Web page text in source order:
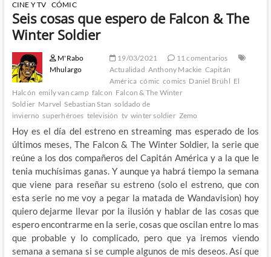
CINE Y TV CÓMIC
Seis cosas que espero de Falcon & The
Winter Soldier
M'Rabo
Mhulargo
19/03/2021
11 comentarios
Actualidad Anthony Mackie Capitán
América cómic comics Daniel Brühl El
Halcón emily van camp falcon Falcon & The Winter
Soldier Marvel Sebastian Stan soldado de
invierno superhéroes televisión tv winter soldier Zemo
Hoy es el día del estreno en streaming mas esperado de los
últimos meses, The Falcon & The Winter Soldier, la serie que
reúne a los dos compañeros del Capitán América y a la que le
tenia muchísimas ganas. Y aunque ya habrá tiempo la semana
que viene para reseñar su estreno (solo el estreno, que con
esta serie no me voy a pegar la matada de Wandavision) hoy
quiero dejarme llevar por la ilusión y hablar de las cosas que
espero encontrarme en la serie, cosas que oscilan entre lo mas
que probable y lo complicado, pero que ya iremos viendo
semana a semana si se cumple algunos de mis deseos. Así que